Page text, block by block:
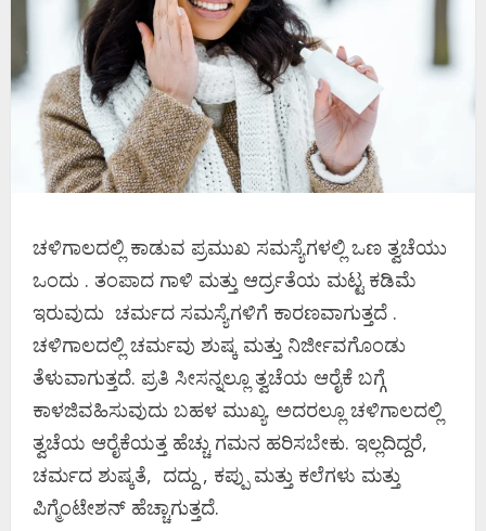
ಚಳಿಗಾಲದಲ್ಲಿ ಕಾಡುವ ಪ್ರಮುಖ ಸಮಸ್ಯೆಗಳಲ್ಲಿ ಒಣ ತ್ವಚೆಯು
ಒಂದು . ತಂಪಾದ ಗಾಳಿ ಮತ್ತು ಆರ್ದ್ರತೆಯ ಮಟ್ಟ ಕಡಿಮೆ
ಇರುವುದು ಚರ್ಮದ ಸಮಸ್ಯೆಗಳಿಗೆ ಕಾರಣವಾಗುತ್ತದೆ .
ಚಳಿಗಾಲದಲ್ಲಿ ಚರ್ಮವು ಶುಷ್ಕ ಮತ್ತು ನಿರ್ಜೀವಗೊಂಡು
ತೆಳುವಾಗುತ್ತದೆ. ಪ್ರತಿ ಸೀಸನ್ನಲ್ಲೂ ತ್ವಚೆಯ ಆರೈಕೆ ಬಗ್ಗೆ
ಕಾಳಜಿವಹಿಸುವುದು ಬಹಳ ಮುಖ್ಯ. ಅದರಲ್ಲೂ ಚಳಿಗಾಲದಲ್ಲಿ
ತ್ವಚೆಯ ಆರೈಕೆಯತ್ತ ಹೆಚ್ಚು ಗಮನ ಹರಿಸಬೇಕು. ಇಲ್ಲದಿದ್ದರೆ,
ಚರ್ಮದ ಶುಷ್ಕತೆ, ದದ್ದು , ಕಪ್ಪು ಮತ್ತು ಕಲೆಗಳು ಮತ್ತು
ಪಿಗ್ಮೆಂಟೇಶನ್ ಹೆಚ್ಚಾಗುತ್ತದೆ.